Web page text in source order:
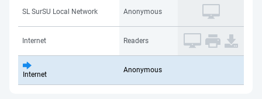
SL SurSU Local Network Anonymous
Internet Readers
Internet
Anonymous